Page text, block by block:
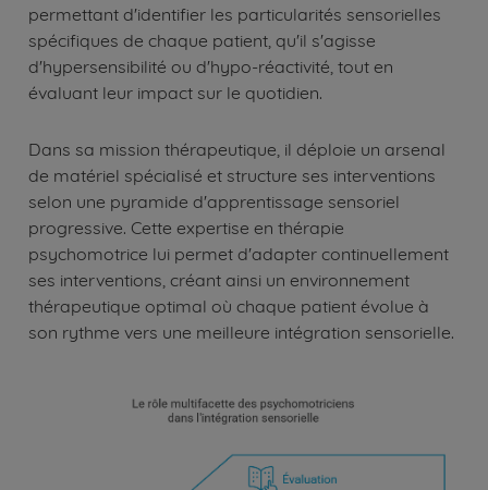
permettant d'identifier les particularités sensorielles
spécifiques de chaque patient, qu'il s'agisse
d'hypersensibilité ou d'hypo-réactivité, tout en
évaluant leur impact sur le quotidien.
Dans sa mission thérapeutique, il déploie un arsenal
de matériel spécialisé et structure ses interventions
selon une pyramide d'apprentissage sensoriel
progressive. Cette expertise en thérapie
psychomotrice lui permet d'adapter continuellement
ses interventions, créant ainsi un environnement
thérapeutique optimal où chaque patient évolue à
son rythme vers une meilleure intégration sensorielle.